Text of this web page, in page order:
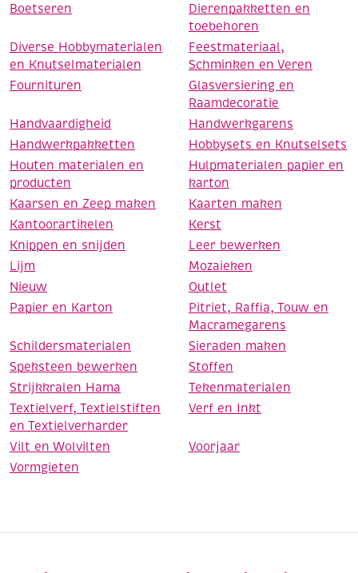
Boetseren
Dierenpakketten en
toebehoren
Diverse Hobbymaterialen
en Knutselmaterialen
Feestmateriaal,
Schminken en Veren
Fournituren
Glasversiering en
Raamdecoratie
Handvaardigheid
Handwerkgarens
Handwerkpakketten
Hobbysets en Knutselsets
Houten materialen en
producten
Hulpmaterialen papier en
karton
Kaarsen en Zeep maken
Kaarten maken
Kantoorartikelen
Kerst
Knippen en snijden
Leer bewerken
Lijm
Mozaieken
Nieuw
Outlet
Papier en Karton
Pitriet, Raffia, Touw en
Macramegarens
Schildersmaterialen
Sieraden maken
Speksteen bewerken
Stoffen
Strijkkralen Hama
Tekenmaterialen
Textielverf, Textielstiften
en Textielverharder
Verf en Inkt
Vilt en Wolvilten
Voorjaar
Vormgieten